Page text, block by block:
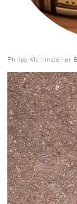
Philipp Klammsteiner,